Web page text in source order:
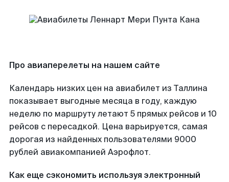
Про авиаперелеты на нашем сайте
Календарь низких цен на авиабилет из Таллина
показывает выгодные месяца в году, каждую
неделю по маршруту летают 5 прямых рейсов и 10
рейсов с пересадкой. Цена варьируется, самая
дорогая из найденных пользователями 9000
рублей авиакомпанией Аэрофлот.
Как еще сэкономить используя электронный